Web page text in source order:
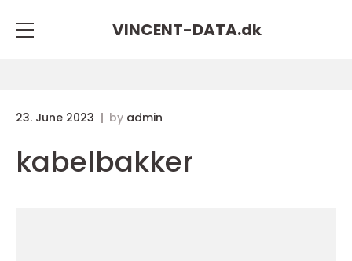
VINCENT-DATA.dk
23. June 2023 by admin
kabelbakker